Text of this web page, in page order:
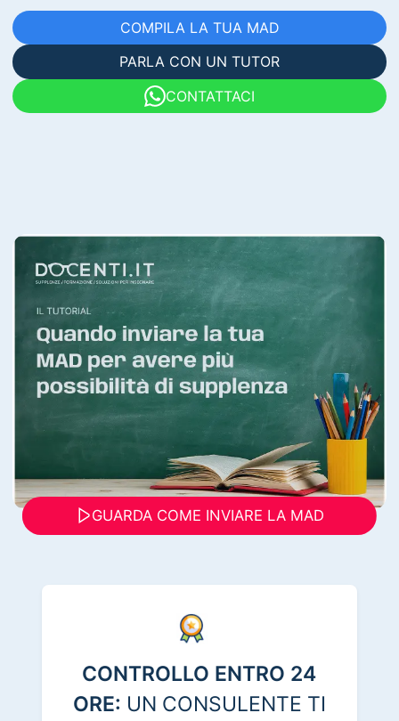
COMPILA LA TUA MAD
PARLA CON UN TUTOR
CONTATTACI
GUARDA COME INVIARE LA MAD
CONTROLLO ENTRO 24
ORE: UN CONSULENTE TI